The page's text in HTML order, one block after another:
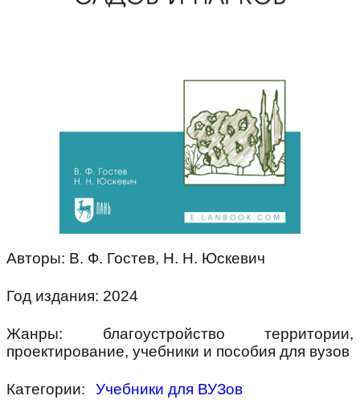
Авторы: В. Ф. Гостев, Н. Н. Юскевич
Год издания: 2024
Жанры: благоустройство территории,
проектирование, учебники и пособия для вузов
Категории: Учебники для ВУЗов